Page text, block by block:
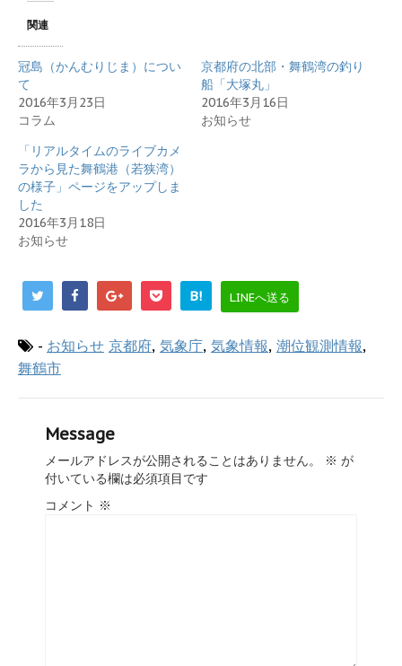
関連
冠島（かんむりじま）につい
て
2016年3月23日
コラム
京都府の北部・舞鶴湾の釣り
船「大塚丸」
2016年3月16日
お知らせ
「リアルタイムのライブカメ
ラから見た舞鶴港（若狭湾）
の様子」ページをアップしま
した
2016年3月18日
お知らせ
B! LINEへ送る
- お知らせ 京都府, 気象庁, 気象情報, 潮位観測情報,
舞鶴市
Message
メールアドレスが公開されることはありません。 ※ が
付いている欄は必須項目です
コメント ※